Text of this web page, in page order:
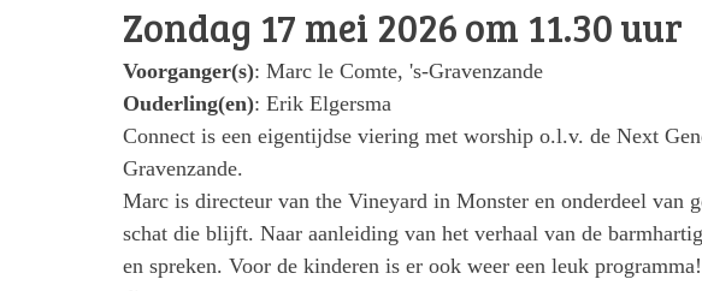
Zondag 17 mei 2026 om 11.30 uur
Voorganger(s): Marc le Comte, 's-Gravenzande
Ouderling(en): Erik Elgersma
Connect is een eigentijdse viering met worship o.l.v. de Next
Gravenzande.
Marc is directeur van the Vineyard in Monster en onderdeel van
schat die blijft. Naar aanleiding van het verhaal van de
en spreken. Voor de kinderen is er ook weer een leuk